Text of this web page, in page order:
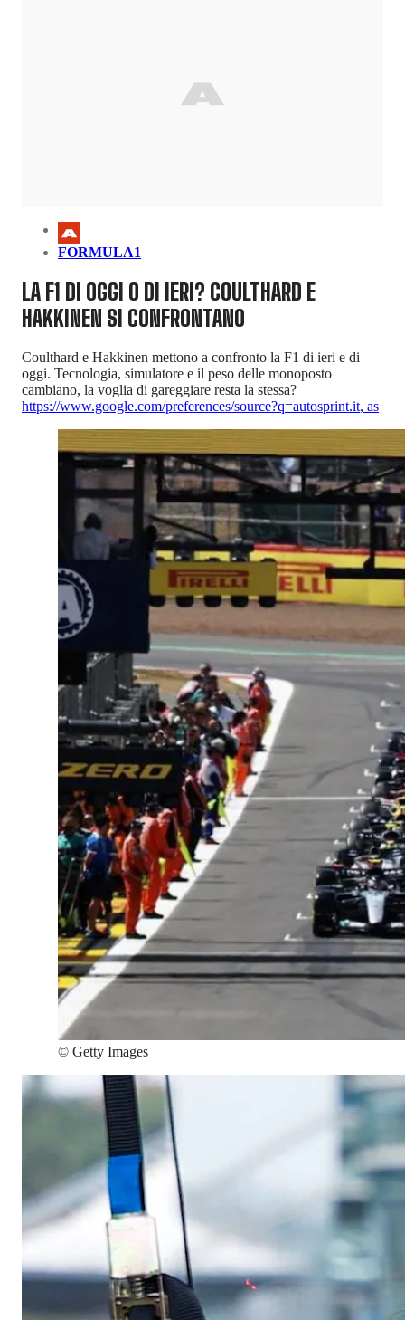
FORMULA1
LA F1 DI OGGI O DI IERI? COULTHARD E
HAKKINEN SI CONFRONTANO
Coulthard e Hakkinen mettono a confronto la F1 di ieri e di
oggi. Tecnologia, simulatore e il peso delle monoposto
cambiano, la voglia di gareggiare resta la stessa?
https://www.google.com/preferences/source?q=autosprint.it, as
© Getty Images